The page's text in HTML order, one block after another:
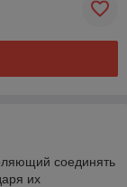
соединять
их